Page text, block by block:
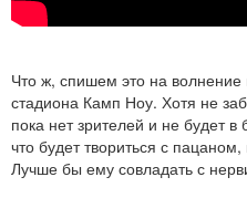
Что ж, спишем это на
стадиона Камп Ноу. Хотя не
пока нет зрителей и не будет
что будет твориться с
Лучше бы ему совладать с